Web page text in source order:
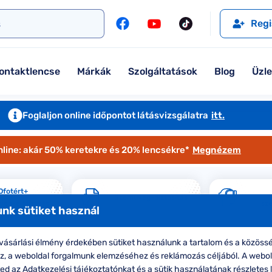
Márkák Szolgáltatások Blog
Jimmy Choo
További márkáink megtekintése
Seen Belépőár ajánlat
Szemüveglencsék
Kontaktlencse
Foglaljon online időpontot látásvizsgálatra itt.
akár 50% keretekre és 20% lencsékre* Megnézem
formájú Ralph
sütiket használ
élmény érdekében sütiket használunk a tartalom és a
a weboldal forgalmunk elemzéséhez és reklámozás céljából. A
az Adatkezelési tájékoztatónkat és a sütik használatának részletes